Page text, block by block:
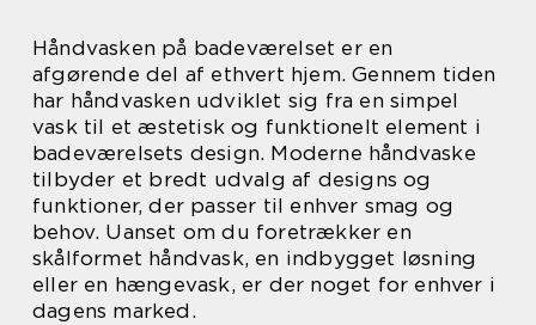
Håndvasken på badeværelset er en
afgørende del af ethvert hjem. Gennem tiden
har håndvasken udviklet sig fra en simpel
vask til et æstetisk og funktionelt element i
badeværelsets design. Moderne håndvaske
tilbyder et bredt udvalg af designs og
funktioner, der passer til enhver smag og
behov. Uanset om du foretrækker en
skålformet håndvask, en indbygget løsning
eller en hængevask, er der noget for enhver i
dagens marked.